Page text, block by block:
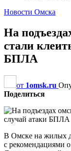
Новости Омска
На
стали
БПЛА
от 1omsk.ru
Поделиться
В Омске на жилых
с рекомендациями